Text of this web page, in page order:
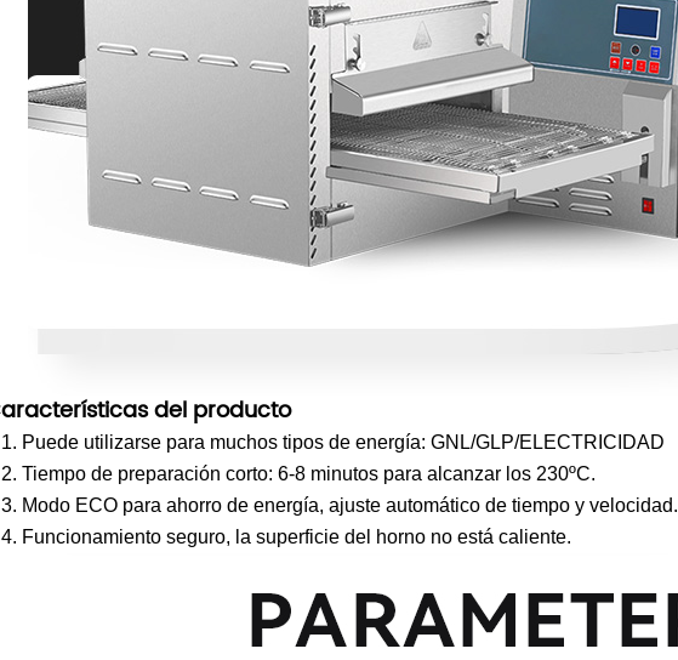
del producto
1. Puede utilizarse para muchos tipos de energía: GNL/GLP/ELECTRICIDAD
2. Tiempo de preparación corto: 6-8 minutos para alcanzar los 230ºC.
3. Modo ECO para ahorro de energía, ajuste automático de tiempo y velocidad.
4. Funcionamiento seguro, la superficie del horno no está caliente.